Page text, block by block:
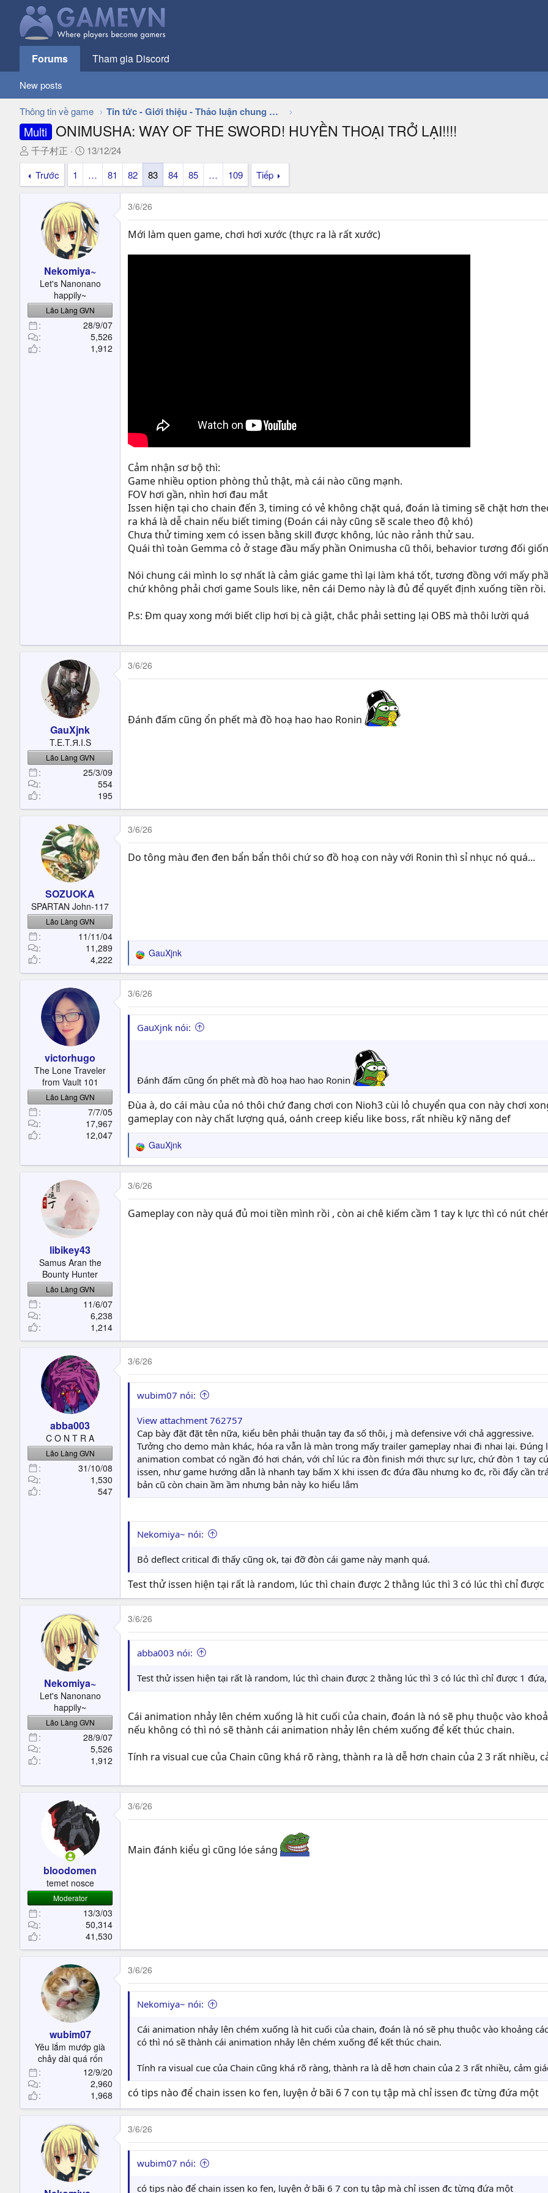
Forums Tham gia Discord
New posts
Thông tin về game Tin tức - Giới thiệu - Thảo luận chung về game
Multi ONIMUSHA: WAY OF THE SWORD! HUYỀN THOẠI TRỞ LẠI!!!!
T
h
e
r
千子村正
N
g
à
y
ử
i
13/12/24
Trước
1 … 81 82 83 84 85 … 109 Tiếp
Nekomiya~
Let's Nanonano
happily~
Lão Làng GVN
28/9/07
5,526
1,912
3/6/26
Mới làm quen game, chơi hơi xước (thực ra là rất xước)
Cảm nhận sơ bộ thì:
Game nhiều option phòng thủ thật, mà cái nào cũng mạnh.
FOV hơi gần, nhìn hơi đau mắt
Issen hiện tại cho chain đến 3, timing có vẻ không chặt quá, đoán là timing sẽ chặt hơn
ra khá là dễ chain nếu biết timing (Đoán cái này cũng sẽ scale theo độ khó)
Chưa thử timing xem có issen bằng skill được không, lúc nào rảnh thử sau.
Quái thì toàn Gemma cỏ ở stage đầu mấy phần Onimusha cũ thôi, behavior tương đối
Nói chung cái mình lo sợ nhất là cảm giác game thì lại làm khá tốt, tương đồng với mấy
chứ không phải chơi game Souls like, nên cái Demo này là đủ để quyết định xuống tiền rồi.
P.s: Đm quay xong mới biết clip hơi bị cà giật, chắc phải setting lại OBS mà thôi lười quá
GauXjnk
T.E.T.Я.I.S
Lão Làng GVN
25/3/09
554
195
3/6/26
Đánh đấm cũng ổn phết mà đồ hoạ hao hao Ronin
SOZUOKA
SPARTAN John-117
Lão Làng GVN
11/11/04
11,289
4,222
3/6/26
Do tông màu đen đen bẩn bẩn thôi chứ so đồ hoạ con này với Ronin thì sỉ nhục nó quá...
R
e
a
c
t
i
o
GauXjnk
victorhugo
The Lone Traveler
from Vault 101
Lão Làng GVN
7/7/05
17,967
12,047
3/6/26
GauXjnk nói:
Đánh đấm cũng ổn phết mà đồ hoạ hao hao Ronin
Đùa à, do cái màu của nó thôi chứ đang chơi con Nioh3 cùi lỏ chuyển qua con này chơi
gameplay con này chất lượng quá, oánh creep kiểu like boss, rất nhiều kỹ năng def
R
e
a
c
t
o
GauXjnk
libikey43
Samus Aran the
Bounty Hunter
Lão Làng GVN
11/6/07
6,238
1,214
3/6/26
Gameplay con này quá đủ moi tiền mình rồi , còn ai chê kiếm cầm 1 tay k lực thì có nút
abba003
C O N T R A
Lão Làng GVN
31/10/08
1,530
547
3/6/26
wubim07 nói:
View attachment 762757
Cap bày đặt đặt tên nữa, kiểu bên phải thuận tay đa số thôi, j mà defensive với chả aggressive.
Tưởng cho demo màn khác, hóa ra vẫn là màn trong mấy trailer gameplay nhai đi nhai lại.
animation combat có ngần đó hơi chán, với chỉ lúc ra đòn finish mới thực sự lực, chứ đòn 1 tay
issen, như game hướng dẫn là nhanh tay bấm X khi issen đc đứa đầu nhưng ko đc, rồi đẩy cần
bản cũ còn chain ầm ầm nhưng bản này ko hiểu lắm
Nekomiya~ nói:
Bỏ deflect critical đi thấy cũng ok, tại đỡ đòn cái game này mạnh quá.
Test thử issen hiện tại rất là random, lúc thì chain được 2 thằng lúc thì 3 có lúc thì chỉ được
Nekomiya~
Let's Nanonano
happily~
Lão Làng GVN
28/9/07
5,526
1,912
3/6/26
abba003 nói:
Test thử issen hiện tại rất là random, lúc thì chain được 2 thằng lúc thì 3 có lúc thì chỉ được 1
Cái animation nhảy lên chém xuống là hit cuối của chain, đoán là nó sẽ phụ thuộc vào
nếu không có thì nó sẽ thành cái animation nhảy lên chém xuống để kết thúc chain.
Tính ra visual cue của Chain cũng khá rõ ràng, thành ra là dễ hơn chain của 2 3 rất nhiều,
bloodomen
temet nosce
Moderator
13/3/03
50,314
41,530
3/6/26
Main đánh kiểu gì cũng lóe sáng
wubim07
Yêu lắm mướp già
chảy dài quá rốn
12/9/20
2,960
1,968
3/6/26
Nekomiya~ nói:
Cái animation nhảy lên chém xuống là hit cuối của chain, đoán là nó sẽ phụ thuộc vào khoảng
có thì nó sẽ thành cái animation nhảy lên chém xuống để kết thúc chain.
Tính ra visual cue của Chain cũng khá rõ ràng, thành ra là dễ hơn chain của 2 3 rất nhiều, cảm
có tips nào để chain issen ko fen, luyện ở bãi 6 7 con tụ tập mà chỉ issen đc từng đứa một
3/6/26
wubim07 nói:
có tips nào để chain issen ko fen, luyện ở bãi 6 7 con tụ tập mà chỉ issen đc từng đứa một